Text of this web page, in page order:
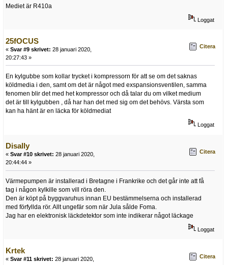
Mediet är R410a
Loggat
25fOCUS
« Svar #9 skrivet: 28 januari 2020,
20:27:43 »
Citera
En kylgubbe som kollar trycket i kompressorn för att se om det saknas
köldmedia i den, samt om det är något med exspansionsventilen, samma
fenomen blir det med het kompressor och då talar du om vilket medium
det är till kylgubben , då har han det med sig om det behövs. Värsta som
kan ha hänt är en läcka för köldmediat
Loggat
Disally
« Svar #10 skrivet: 28 januari 2020,
20:44:44 »
Citera
Värmepumpen är installerad i Bretagne i Frankrike och det går inte att få
tag i någon kylkille som vill röra den.
Den är köpt på byggvaruhus innan EU bestämmelserna och installerad
med förfyllda rör. Allt ungefär som när Jula sålde Foma.
Jag har en elektronisk läckdetektor som inte indikerar något läckage
Loggat
Krtek
« Svar #11 skrivet: 28 januari 2020,
Citera